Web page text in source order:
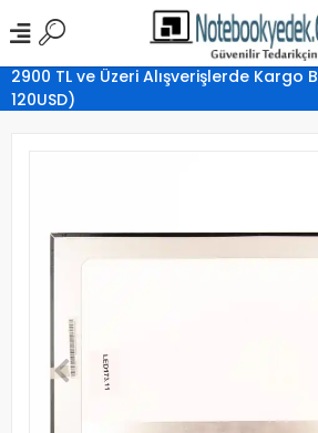
2900 TL ve Üzeri Alışverişlerde Kargo
120USD)